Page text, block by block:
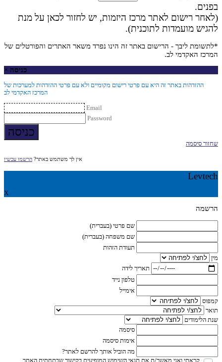
בפנים.
(לאחר רישום לאתר מרכז היזמות, יש לחזור לכאן על מנת
להגיש מועמדות לתוכנית).
*לתשומת ליבך - הרישום באתר זה הינו נפרד משאר האתרים והפורטלים של
המרכז האקדמי לב.
× כניסה
ההזדהות באתר זה היא עם פרטי רישום מקומיים ולא עם פרטי ההזדהות למערכות של
המרכז האקדמי לב
Email
Password
כניסה
שחזור סיסמה
אין לך משתמש באתר? הרשמו עכשיו
Levtech
X
הרשמה
שם פרטי (בעברית)
שם משפחה (בעברית)
תעודת הזהות
מין
תאריך לידה
טלפון נייד
אימייל
קמפוס
תואר
שנת הלימודים
סיסמה
אימות סיסמה
מה הוביל אותך להרשם לאתר?
קראתי ואני מאשר/ת את תנאי השימוש המופיעים בקישור שבתחתית האתר.